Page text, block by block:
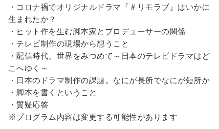
・コロナ禍でオリジナルドラマ『＃リモラブ』はいかに
生まれたか？
・ヒット作を生む脚本家とプロデューサーの関係
・テレビ制作の現場から想うこと
・配信時代、世界をみつめて～日本のテレビドラマはど
こへゆく～
・日本のドラマ制作の課題。なにが長所でなにが短所か
・脚本を書くということ
・質疑応答
※プログラム内容は変更する可能性があります